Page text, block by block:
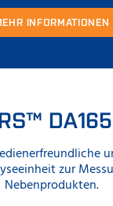
INFORMATIONEN
zur
Nebenprodukten.